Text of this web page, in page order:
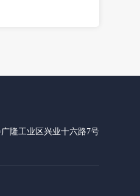
隆工业区兴业十六路7号